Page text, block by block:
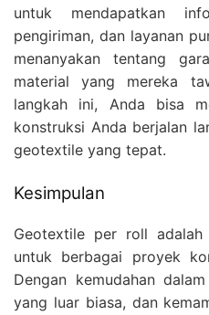
untuk mendapatkan
pengiriman, dan layanan
menanyakan tentang
material yang mereka
langkah ini, Anda bisa
konstruksi Anda berjalan
geotextile yang tepat.
Kesimpulan
Geotextile per roll
untuk berbagai proyek
Dengan kemudahan
yang luar biasa, dan